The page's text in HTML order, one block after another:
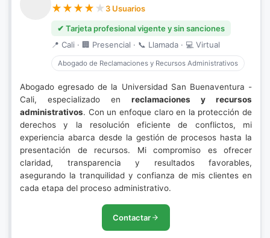
3 Usuarios
✔ Tarjeta profesional vigente y sin sanciones
📍 Cali · 🏢 Presencial · 📞 Llamada · 💻 Virtual
Abogado de Reclamaciones y Recursos Administrativos
Abogado egresado de la Universidad San Buenaventura -
Cali, especializado en reclamaciones y recursos
administrativos. Con un enfoque claro en la protección de
derechos y la resolución eficiente de conflictos, mi
experiencia abarca desde la gestión de procesos hasta la
presentación de recursos. Mi compromiso es ofrecer
claridad, transparencia y resultados favorables,
asegurando la tranquilidad y confianza de mis clientes en
cada etapa del proceso administrativo.
Contactar